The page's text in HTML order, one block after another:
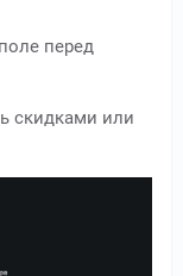
перед
скидками или